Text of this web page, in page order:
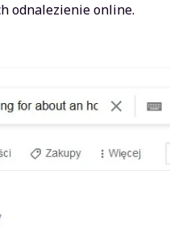
odnalezienie online.